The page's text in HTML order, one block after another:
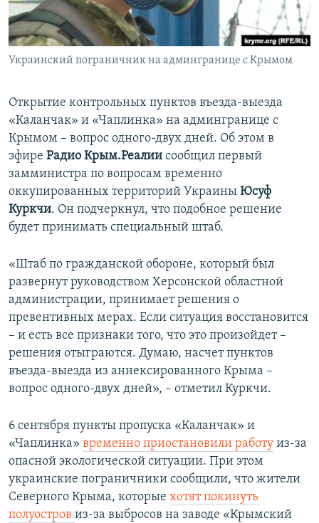
ПОБЕДИТЕЛЕЙ НЕ СУДЯТ?
КРЫМ.НЕПОКОРЕННЫЙ
ELIFBE
ПРИСОЕДИНЯЙТЕСЬ!
Все сайты RFE/RL
Украинский пограничник на админгранице с Крымом
Открытие контрольных пунктов въезда-выезда
«Каланчак» и «Чаплинка» на админгранице с
Крымом – вопрос одного-двух дней. Об этом в
эфире Радио Крым.Реалии сообщил первый
замминистра по вопросам временно
оккупированных территорий Украины Юсуф
Куркчи. Он подчеркнул, что подобное решение
будет принимать специальный штаб.
«Штаб по гражданской обороне, который был
развернут руководством Херсонской областной
администрации, принимает решения о
превентивных мерах. Если ситуация восстановится
– и есть все признаки того, что это произойдет –
решения отыграются. Думаю, насчет пунктов
въезда-выезда из аннексированного Крыма –
вопрос одного-двух дней», – отметил Куркчи.
6 сентября пункты пропуска «Каланчак» и
«Чаплинка» временно приостановили работу из-за
опасной экологической ситуации. При этом
украинские пограничники сообщили, что жители
Северного Крыма, которые хотят покинуть
полуостров из-за выбросов на заводе «Крымский